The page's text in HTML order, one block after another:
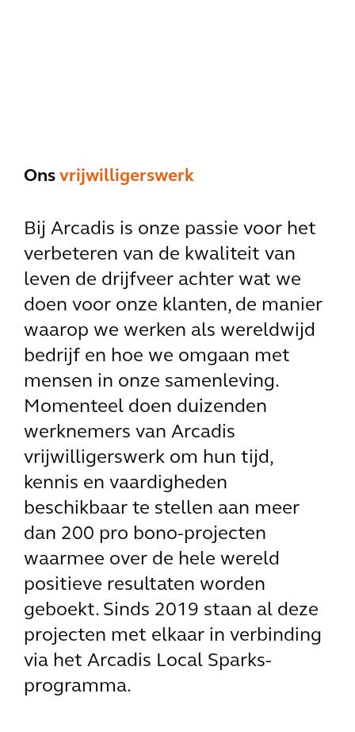
Ons vrijwilligerswerk
Bij Arcadis is onze passie voor het
verbeteren van de kwaliteit van
leven de drijfveer achter wat we
doen voor onze klanten, de manier
waarop we werken als wereldwijd
bedrijf en hoe we omgaan met
mensen in onze samenleving.
Momenteel doen duizenden
werknemers van Arcadis
vrijwilligerswerk om hun tijd,
kennis en vaardigheden
beschikbaar te stellen aan meer
dan 200 pro bono-projecten
waarmee over de hele wereld
positieve resultaten worden
geboekt. Sinds 2019 staan al deze
projecten met elkaar in verbinding
via het Arcadis Local Sparks-
programma.